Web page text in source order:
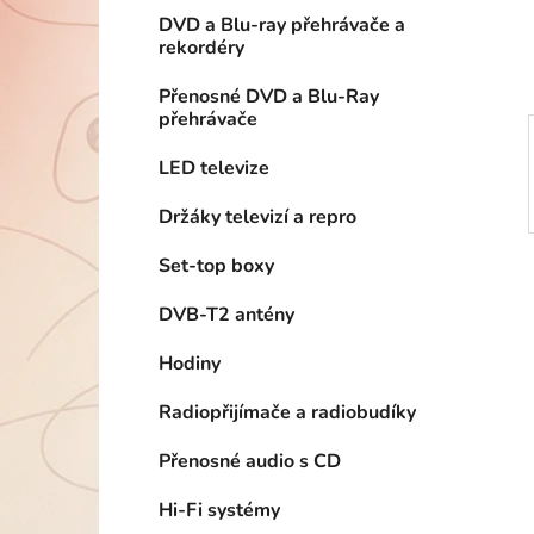
p
n
e
l
DVD a Blu-ray přehrávače a
rekordéry
Přenosné DVD a Blu-Ray
přehrávače
LED televize
Držáky televizí a repro
Set-top boxy
DVB-T2 antény
Hodiny
Radiopřijímače a radiobudíky
Přenosné audio s CD
Hi-Fi systémy